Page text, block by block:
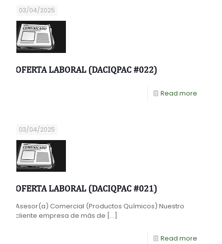
03/04/2025
OFERTA LABORAL (DACIQPAC #022)
Read more
03/04/2025
OFERTA LABORAL (DACIQPAC #021)
Asesor(a) Comercial (Productos Químicos) Nuestro
cliente empresa de más de […]
Read more